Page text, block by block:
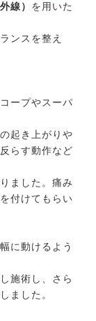
線） を用いた
ンスを整え
ープやスーパ
起き上がりや
らす動作など
ました。痛み
付けてもらい
に動けるよう
施術し、さら
ました。